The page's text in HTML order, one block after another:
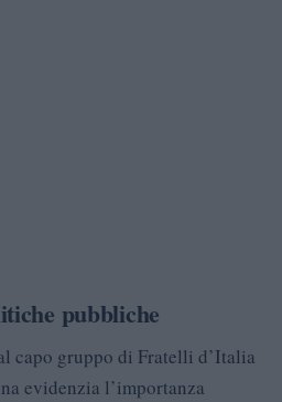
pubbliche
capo gruppo di Fratelli d’Italia
evidenzia l’importanza